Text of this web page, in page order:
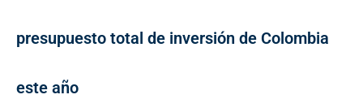
presupuesto total de inversión de Colombia
este año